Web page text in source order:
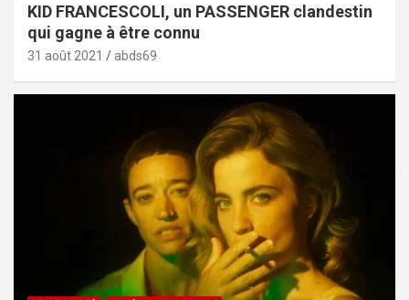
KID FRANCESCOLI, un PASSENGER clandestin
qui gagne à être connu
31 août 2021 abds69